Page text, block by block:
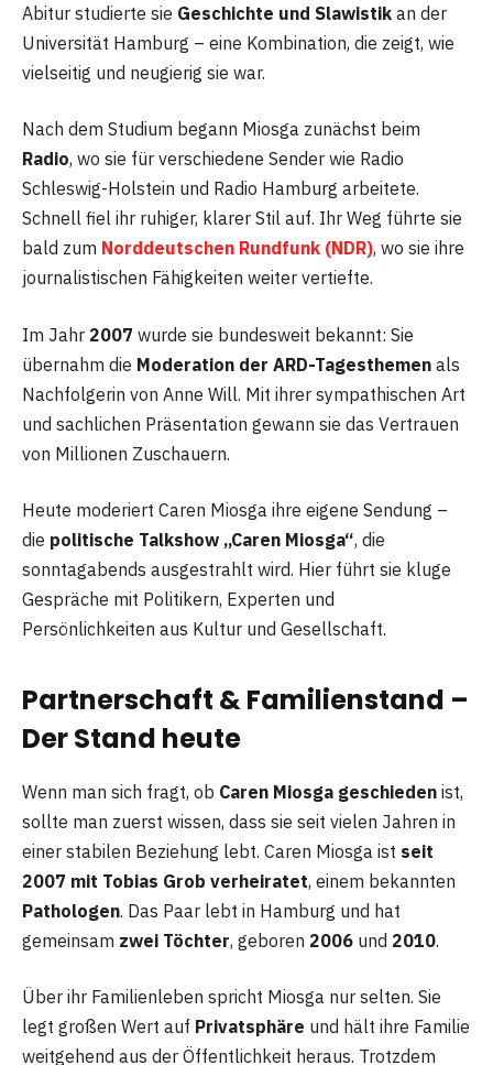
Abitur studierte sie Geschichte und Slawistik an der
Universität Hamburg – eine Kombination, die zeigt, wie
vielseitig und neugierig sie war.
Nach dem Studium begann Miosga zunächst beim
Radio, wo sie für verschiedene Sender wie Radio
Schleswig-Holstein und Radio Hamburg arbeitete.
Schnell fiel ihr ruhiger, klarer Stil auf. Ihr Weg führte sie
bald zum Norddeutschen Rundfunk (NDR), wo sie ihre
journalistischen Fähigkeiten weiter vertiefte.
Im Jahr 2007 wurde sie bundesweit bekannt: Sie
übernahm die Moderation der ARD-Tagesthemen als
Nachfolgerin von Anne Will. Mit ihrer sympathischen Art
und sachlichen Präsentation gewann sie das Vertrauen
von Millionen Zuschauern.
Heute moderiert Caren Miosga ihre eigene Sendung –
die politische Talkshow „Caren Miosga“, die
sonntagabends ausgestrahlt wird. Hier führt sie kluge
Gespräche mit Politikern, Experten und
Persönlichkeiten aus Kultur und Gesellschaft.
Partnerschaft & Familienstand –
Der Stand heute
Wenn man sich fragt, ob Caren Miosga geschieden ist,
sollte man zuerst wissen, dass sie seit vielen Jahren in
einer stabilen Beziehung lebt. Caren Miosga ist seit
2007 mit Tobias Grob verheiratet, einem bekannten
Pathologen. Das Paar lebt in Hamburg und hat
gemeinsam zwei Töchter, geboren 2006 und 2010.
Über ihr Familienleben spricht Miosga nur selten. Sie
legt großen Wert auf Privatsphäre und hält ihre Familie
weitgehend aus der Öffentlichkeit heraus. Trotzdem